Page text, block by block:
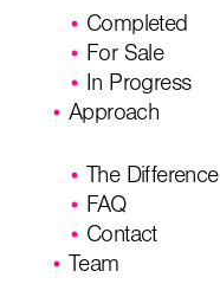
Completed
For Sale
In Progress
Approach
The Difference
FAQ
Contact
Team